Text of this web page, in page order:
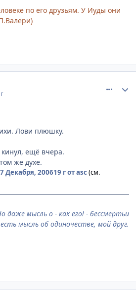
по его друзьям. У Иуды они
Лови плюшку.
ещё вчера.
же духе.
Декабря, 200619 гот asc(см.
даже мысль о - как его! - бессмертьи
есть мысль об одиночестве, мой друг.